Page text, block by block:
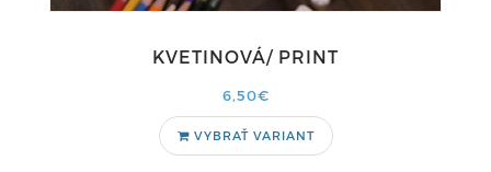
KVETINOVÁ/ PRINT
6,50€
VYBRAŤ VARIANT